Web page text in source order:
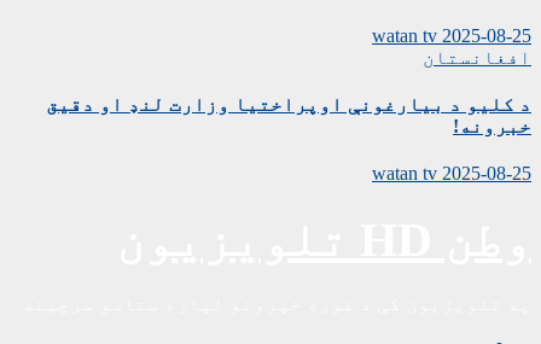
2025-08-25
watan tv
افغانستان
د کلیو د بیارغونې اوپراختیا وزارت لنډ او دقیق
خبرونه!
2025-08-25
watan tv